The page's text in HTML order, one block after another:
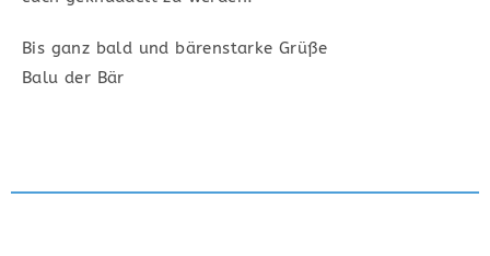
Bis ganz bald und bärenstarke Grüße
Balu der Bär